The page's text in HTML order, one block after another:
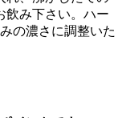
飲み下さい。ハー
の濃さに調整いた